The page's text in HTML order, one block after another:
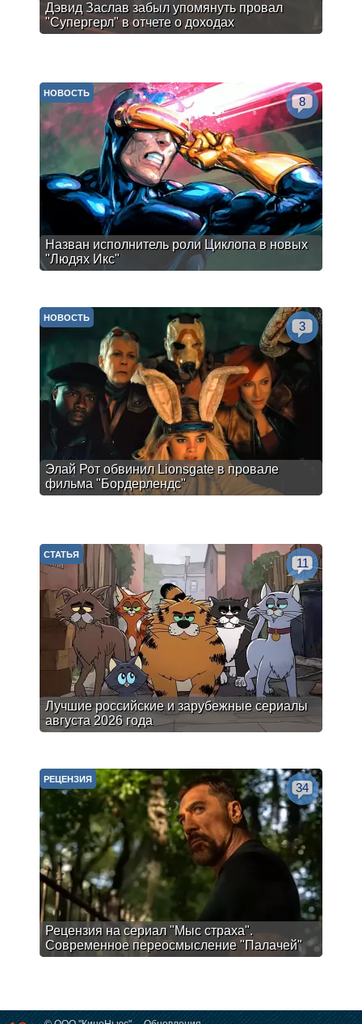
Дэвид Заслав забыл упомянуть провал
"Супергерл" в отчете о доходах
Назван исполнитель роли Циклопа в новых
"Людях Икс"
НОВОСТЬ
8
Элай Рот обвинил Lionsgate в провале
фильма "Бордерлендс"
НОВОСТЬ
3
Лучшие российские и зарубежные сериалы
августа 2026 года
СТАТЬЯ
11
Рецензия на сериал "Мыс страха".
Современное переосмысление "Палачей"
РЕЦЕНЗИЯ
34